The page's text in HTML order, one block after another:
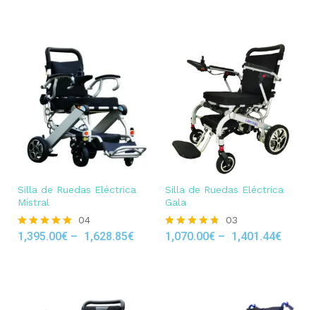
Silla de Ruedas Eléctrica
Mistral
Rated
04
1,395.00€ – 1,628.85€
Silla de Ruedas Eléctrica
Gala
Rated
03
1,070.00€ – 1,401.44€